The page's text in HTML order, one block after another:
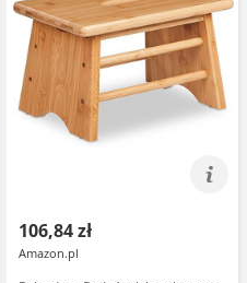
106,84 zł
Amazon.pl